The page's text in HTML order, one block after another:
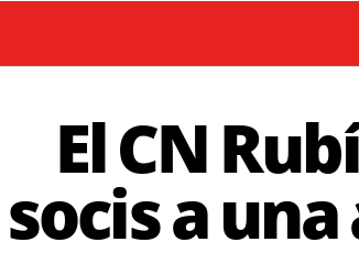
El CN
socis a